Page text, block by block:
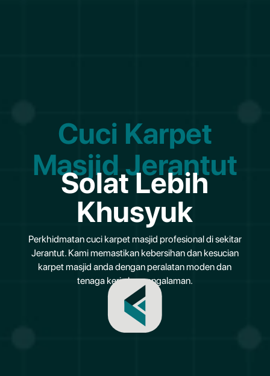
Cuci Karpet
Masjid Jerantut
Solat Lebih
Khusyuk
Perkhidmatan cuci karpet masjid profesional di sekitar
Jerantut. Kami memastikan kebersihan dan kesucian
karpet masjid anda dengan peralatan moden dan
tenaga kerja berpengalaman.